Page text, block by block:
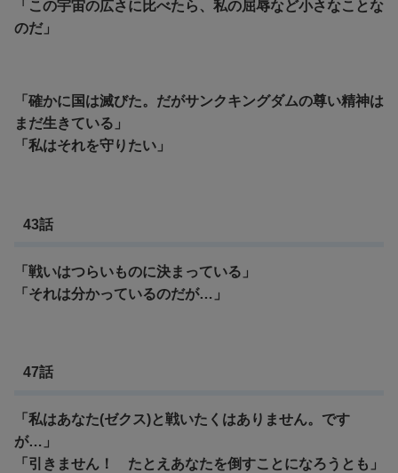
「この宇宙の広さに比べたら、私の屈辱など小さなことな
のだ」
「確かに国は滅びた。だがサンクキングダムの尊い精神は
まだ生きている」
「私はそれを守りたい」
43話
「戦いはつらいものに決まっている」
「それは分かっているのだが…」
47話
「私はあなた(ゼクス)と戦いたくはありません。です
が…」
「引きません！ たとえあなたを倒すことになろうとも」